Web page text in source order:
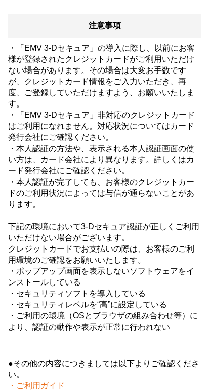
注意事項
・「EMV 3-Dセキュア」の導入に際し、以前にお客
様が登録されたクレジットカードがご利用いただけ
ない場合があります。その場合は大変お手数です
が、クレジットカード情報をご入力いただき、再
度、ご登録していただけますよう、お願いいたしま
す。
・「EMV 3-Dセキュア」非対応のクレジットカード
はご利用になれません。対応状況についてはカード
発行会社にご確認ください。
・本人認証の方法や、表示される本人認証画面の使
い方は、カード会社により異なります。詳しくはカ
ード発行会社にご確認ください。
・本人認証が完了しても、お客様のクレジットカー
ドのご利用状況によっては与信が通らないことがあ
ります。
下記の環境において3-Dセキュア認証が正しくご利用
いただけない場合がございます。
クレジットカードでお支払いの際は、お客様のご利
用環境のご確認をお願いいたします。
・ポップアップ画面を表示しないソフトウェアをイ
ンストールしている
・セキュリティソフトを導入している
・セキュリティレベルを“高”に設定している
・ご利用の環境（OSとブラウザの組み合わせ等）に
より、認証の動作や表示が正常に行われない
●その他の内容につきましては以下よりご確認くださ
い。
・ご利用ガイド